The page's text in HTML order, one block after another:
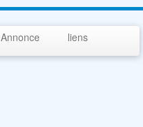
Annonce liens